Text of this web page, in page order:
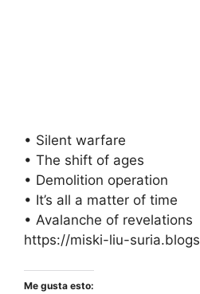
• Silent warfare
• The shift of ages
• Demolition operation
• It’s all a matter of time
• Avalanche of revelations
https://miski-liu-
Me gusta esto: